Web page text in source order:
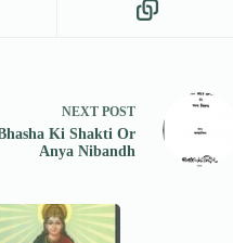
NEXT POST
Bhasha Ki Shakti Or
Anya Nibandh